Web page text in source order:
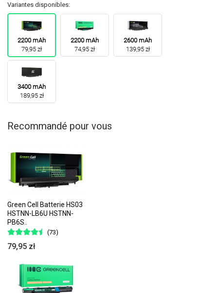
Variantes disponibles:
2200 mAh
79,95 zł
2200 mAh
74,95 zł
2600 mAh
139,95 zł
3400 mAh
189,95 zł
Recommandé pour vous
Green Cell Batterie HS03
HSTNN-LB6U HSTNN-
PB6S..
(73)
79,95 zł